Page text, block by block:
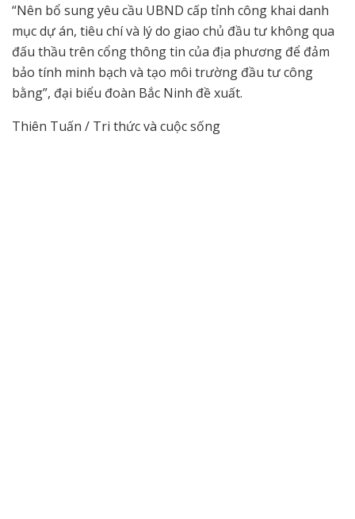
“Nên bổ sung yêu cầu UBND cấp tỉnh công khai danh
mục dự án, tiêu chí và lý do giao chủ đầu tư không qua
đấu thầu trên cổng thông tin của địa phương để đảm
bảo tính minh bạch và tạo môi trường đầu tư công
bằng”, đại biểu đoàn Bắc Ninh đề xuất.
Thiên Tuấn / Tri thức và cuộc sống